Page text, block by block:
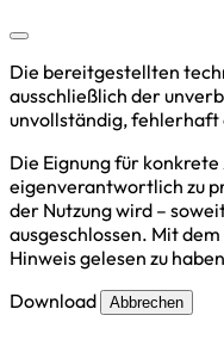
Die bereitgestellten
ausschließlich der
unvollständig, fehlerhaft
Die Eignung für
eigenverantwortlich zu
der Nutzung wird –
ausgeschlossen. Mit
Hinweis gelesen zu
Download
Abbrechen